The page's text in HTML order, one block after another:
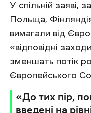
У спільній заяві, за
Польща,
вимагали від
«відповідні
зменшать потік
Європейського
«До тих пір,
введені на